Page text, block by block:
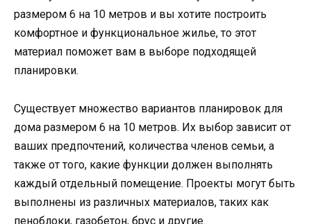
размером 6 на 10 метров и вы хотите построить
комфортное и функциональное жилье, то этот
материал поможет вам в выборе подходящей
планировки.
Существует множество вариантов планировок для
дома размером 6 на 10 метров. Их выбор зависит от
ваших предпочтений, количества членов семьи, а
также от того, какие функции должен выполнять
каждый отдельный помещение. Проекты могут быть
выполнены из различных материалов, таких как
пеноблоки, газобетон, брус и другие.